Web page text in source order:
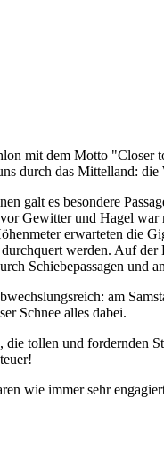
mit dem Motto "Closer
durch das Mittelland:
galt es besondere
Gewitter und Hagel war
erwarteten die
durchquert werden. Auf
Schiebepassagen und
am
Schnee alles dabei.
tollen und fordernden
wie immer sehr